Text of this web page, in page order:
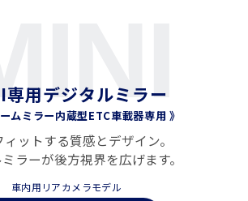
用デジタルミラー
ムミラー内蔵型ETC車載器専用 》
ットする質感とデザイン。
ラーが後方視界を広げます。
車内用リアカメラモデル